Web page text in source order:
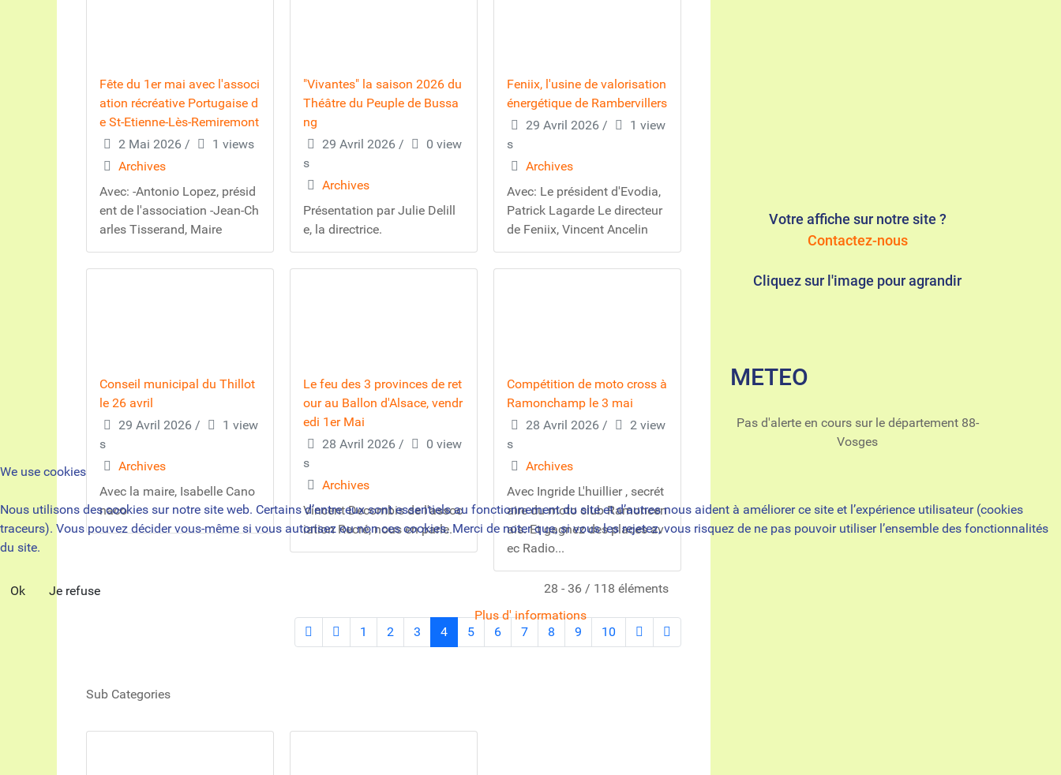
Fête du 1er mai avec l'associ
ation récréative Portugaise d
e St-Etienne-Lès-Remiremont
2 Mai 2026 /
1 views
Archives
Avec: -Antonio Lopez, présid
ent de l'association -Jean-Ch
arles Tisserand, Maire
"Vivantes" la saison 2026 du
Théâtre du Peuple de Bussa
ng
29 Avril 2026/
0 view
s
Archives
Présentation par Julie Delill
e, la directrice.
Feniix, l'usine de valorisation
énergétique de Rambervillers
29 Avril 2026/
1 view
s
Archives
Avec: Le président d'Evodia,
Patrick Lagarde Le directeur
de Feniix, Vincent Ancelin
Conseil municipal du Thillot
le 26 avril
29 Avril 2026 /
1 view
s
Archives
Avec la maire, Isabelle Cano
naco
Le feu des 3 provinces de ret
our au Ballon d'Alsace, vendr
edi 1er Mai
28 Avril 2026/
0 view
s
Archives
Vincent Decombis de l'assoc
iation Recré, nous en parle.
Compétition de moto cross à
Ramonchamp le 3 mai
28 Avril 2026/
2 view
s
Archives
Avec Ingride L'huillier , secrét
aire du moto club Ramoncen
ais. Et gagnez des places av
ec Radio...
28 - 36 / 118 éléments
1 2 3 4 5 6 7 8 9 10
Sub Categories
Votre affiche sur notre site ?
Contactez-nous
Cliquez sur l'image pour agrandir
METEO
Pas d'alerte en cours sur le département 88-
Vosges
We use cookies
Nous utilisons des cookies sur notre site web. Certains d’entre eux sont essentiels au fonctionnement du site et d’autres nous aident à améliorer ce site et l’expérience utilisateur (cookies
traceurs). Vous pouvez décider vous-même si vous autorisez ou non ces cookies. Merci de noter que, si vous les rejetez, vous risquez de ne pas pouvoir utiliser l’ensemble des fonctionnalités
du site.
Ok
Je refuse
Plus d' informations